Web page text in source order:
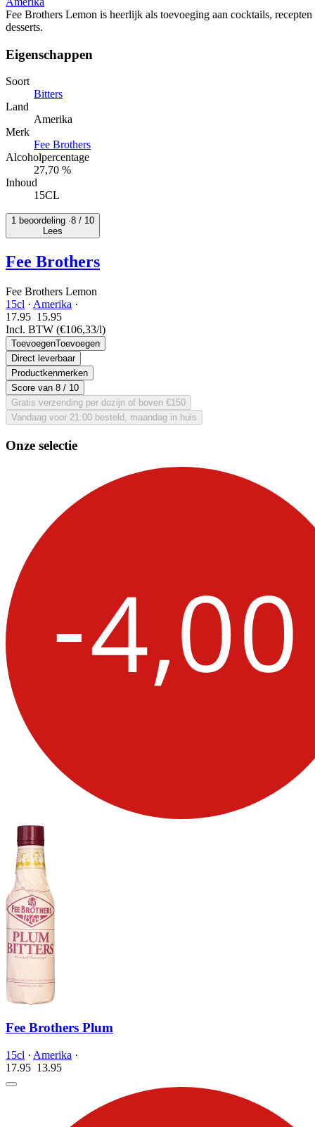
Fee Brothers Lemon is heerlijk als toevoeging aan cocktails,
desserts.
Eigenschappen
Soort
Bitters
Land
Amerika
Merk
Fee Brothers
Alcoholpercentage
27,70 %
Inhoud
15CL
1 beoordeling ·8 / 10
Lees
Fee Brothers
Fee Brothers Lemon
15cl · Amerika ·
17.95 15.95
Incl. BTW (€106,33/l)
ToevoegenToevoegen
Direct leverbaar
Productkenmerken
Score van 8 / 10
Gratis verzending per dozijn of boven €150
Vandaag voor 21:00 besteld, maandag in huis
Onze selectie
Fee Brothers Plum
15cl · Amerika ·
17.95 13.95